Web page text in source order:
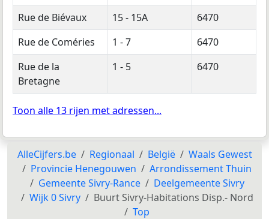
Rue de Biévaux
15 - 15A
6470
Rue de Coméries
1 - 7
6470
Rue de la
Bretagne
1 - 5 6470
Toon alle 13 rijen met adressen...
AlleCijfers.be Regionaal België
Waals Gewest
Provincie Henegouwen
Arrondissement Thuin
Gemeente Sivry-Rance
Deelgemeente Sivry
Wijk 0 Sivry
Buurt Sivry-Habitations Disp.- Nord
Top